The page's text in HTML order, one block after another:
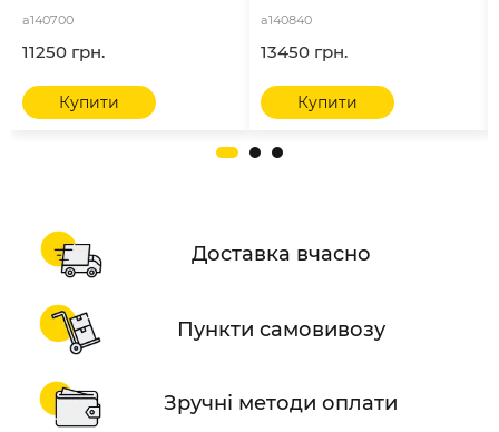
a140700
11250 грн.
Купити
a140840
13450 грн.
Купити
Доставка вчасно
Пункти самовивозу
Зручні методи оплати